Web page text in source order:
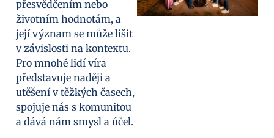
přesvědčením nebo
životním hodnotám, a
její význam se může lišit
v závislosti na kontextu.
Pro mnohé lidí víra
představuje naději a
utěšení v těžkých časech,
spojuje nás s komunitou
a dává nám smysl a účel.